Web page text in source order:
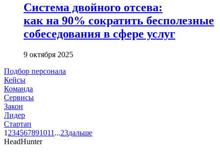
Система двойного отсева:
как на 90% сократить бесполезные
собеседования в сфере услуг
9 октября 2025
Подбор персонала
Кейсы
Команда
Сервисы
Закон
Лидер
Стартап
1 234567891011 ...23дальше
HeadHunter